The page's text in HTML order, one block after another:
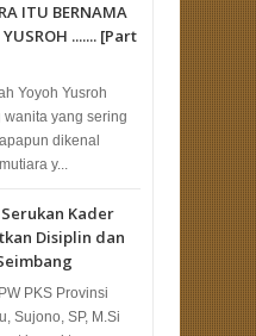
ITU BERNAMA
....... [Part
Yoyoh Yusroh
wanita yang sering
dikenal
y...
Kader
Disiplin dan
PKS Provinsi
Sujono, SP, M.Si